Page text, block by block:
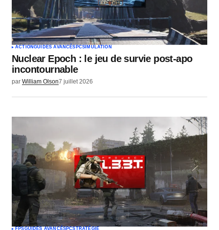
ACTIONGUIDES AVANCÉS PCSIMULATION
Nuclear Epoch : le jeu de survie post-apo
incontournable
par William Olson7 juillet 2026
FPSGUIDES AVANCÉS PCSTRATÉGIE